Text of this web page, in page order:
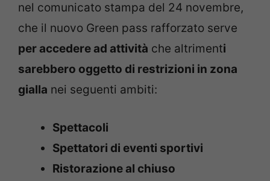
nel comunicato stampa del 24 novembre,
che il nuovo Green pass rafforzato serve
per accedere ad attività che altrimenti
sarebbero oggetto di restrizioni in zona
gialla nei seguenti ambiti:
Spettacoli
Spettatori di eventi sportivi
Ristorazione al chiuso